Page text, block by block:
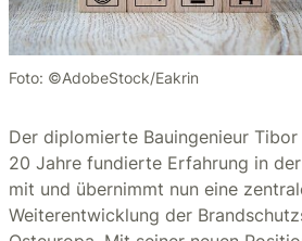
Foto: ©AdobeStock/Eakrin
Der diplomierte Bauingenieur
20 Jahre fundierte Erfahrung in
mit und übernimmt nun eine
Weiterentwicklung der